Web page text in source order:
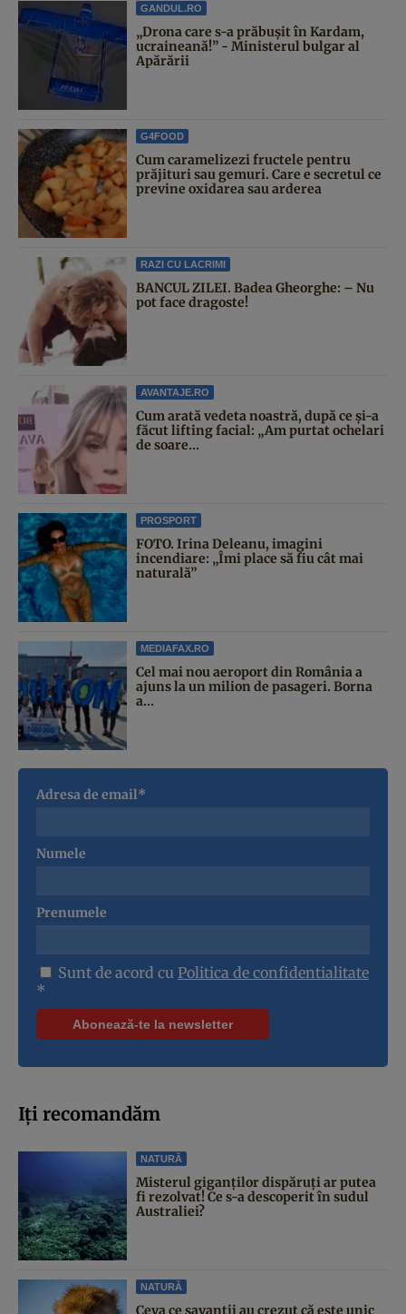
GANDUL.RO
„Drona care s-a prăbușit în Kardam,
ucraineană!” - Ministerul bulgar al
Apărării
G4FOOD
Cum caramelizezi fructele pentru
prăjituri sau gemuri. Care e secretul ce
previne oxidarea sau arderea
RAZI CU LACRIMI
BANCUL ZILEI. Badea Gheorghe: – Nu
pot face dragoste!
AVANTAJE.RO
Cum arată vedeta noastră, după ce și-a
făcut lifting facial: „Am purtat ochelari
de soare...
PROSPORT
FOTO. Irina Deleanu, imagini
incendiare: „Îmi place să fiu cât mai
naturală”
MEDIAFAX.RO
Cel mai nou aeroport din România a
ajuns la un milion de pasageri. Borna
a...
Adresa de email*
Numele
Prenumele
Sunt de acord cu Politica de confidentialitate
*
Iți recomandăm
NATURĂ
Misterul giganților dispăruți ar putea
fi rezolvat! Ce s-a descoperit în sudul
Australiei?
NATURĂ
Ceva ce savanții au crezut că este unic